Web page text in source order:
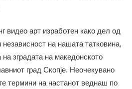
видео арт изработен како дел од
на нашата татковина,
зградата на македонското
град Скопје. Неочекувано
термини на настанот веднаш по